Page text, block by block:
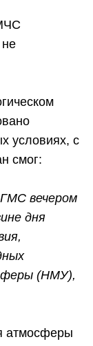
условиях, с
смог:
вечером
дня
(НМУ),
атмосферы